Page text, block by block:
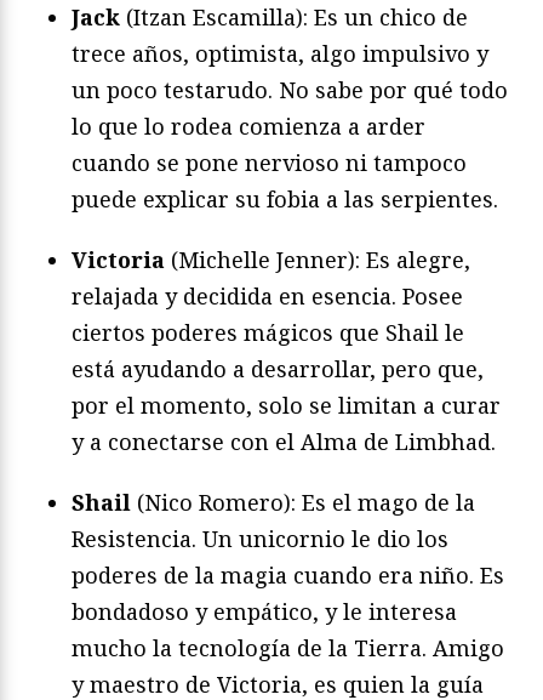
Jack (Itzan Escamilla): Es un chico de
trece años, optimista, algo impulsivo y
un poco testarudo. No sabe por qué todo
lo que lo rodea comienza a arder
cuando se pone nervioso ni tampoco
puede explicar su fobia a las serpientes.
Victoria (Michelle Jenner): Es alegre,
relajada y decidida en esencia. Posee
ciertos poderes mágicos que Shail le
está ayudando a desarrollar, pero que,
por el momento, solo se limitan a curar
y a conectarse con el Alma de Limbhad.
Shail (Nico Romero): Es el mago de la
Resistencia. Un unicornio le dio los
poderes de la magia cuando era niño. Es
bondadoso y empático, y le interesa
mucho la tecnología de la Tierra. Amigo
y maestro de Victoria, es quien la guía